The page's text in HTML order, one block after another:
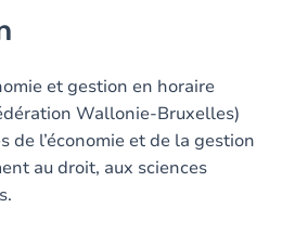
et gestion en horaire
Wallonie-Bruxelles)
de l’économie et de la gestion
au droit, aux sciences